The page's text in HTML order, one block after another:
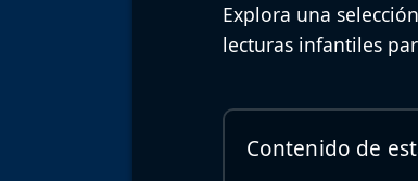
Explora una
lecturas infantiles
Contenido de